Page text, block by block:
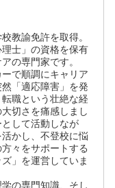
教諭免許を取得。
士」の資格を保有
の専門家です。
で順調にキャリア
「適応障害」を発
職という壮絶な経
切さを痛感しまし
して活動しなが
かし、不登校に悩
々をサポートする
」を運営していま
の専門知識、そし